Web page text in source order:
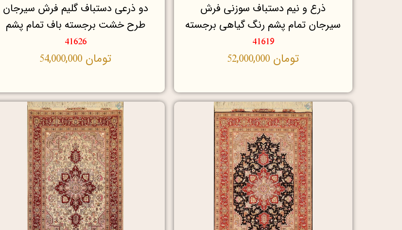
ذرع و نیم دستباف سوزنی فرش
سیرجان تمام پشم رنگ گیاهی برجسته
41619
تومان
دو ذرعی دستباف گلیم فرش سیرجان
طرح خشت برجسته باف تمام پشم
41626
تومان